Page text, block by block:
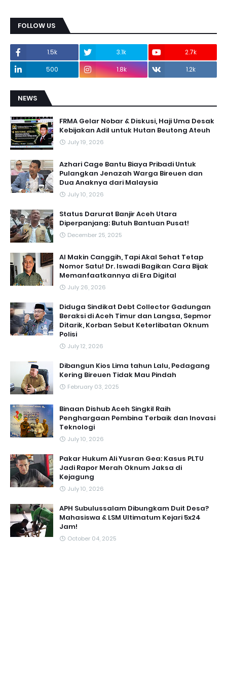
FOLLOW US
1.5k 3.1k
2.7k
500
1.8k 1.2k
NEWS
FRMA Gelar Nobar & Diskusi, Haji Uma Desak
Kebijakan Adil untuk Hutan Beutong Ateuh
July 19, 2026
Azhari Cage Bantu Biaya Pribadi Untuk
Pulangkan Jenazah Warga Bireuen dan
Dua Anaknya dari Malaysia
July 10, 2026
Status Darurat Banjir Aceh Utara
Diperpanjang: Butuh Bantuan Pusat!
December 25, 2025
AI Makin Canggih, Tapi Akal Sehat Tetap
Nomor Satu! Dr. Iswadi Bagikan Cara Bijak
Memanfaatkannya di Era Digital
July 26, 2026
Diduga Sindikat Debt Collector Gadungan
Beraksi di Aceh Timur dan Langsa, Sepmor
Ditarik, Korban Sebut Keterlibatan Oknum
Polisi
July 12, 2026
Dibangun Kios Lima tahun Lalu, Pedagang
Kering Bireuen Tidak Mau Pindah
February 03, 2025
Binaan Dishub Aceh Singkil Raih
Penghargaan Pembina Terbaik dan Inovasi
Teknologi
July 10, 2026
Pakar Hukum Ali Yusran Gea: Kasus PLTU
Jadi Rapor Merah Oknum Jaksa di
Kejagung
July 10, 2026
APH Subulussalam Dibungkam Duit Desa?
Mahasiswa & LSM Ultimatum Kejari 5x24
Jam!
October 04, 2025